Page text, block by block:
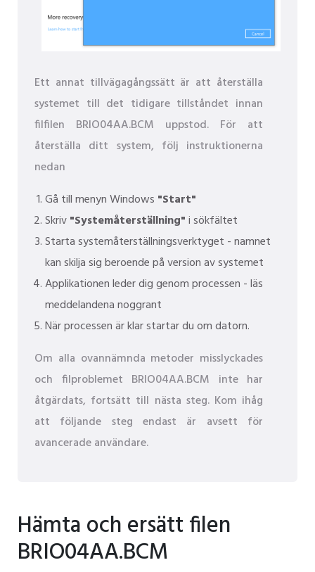
Ett annat tillvägagångssätt är att återställa
systemet till det tidigare tillståndet innan
filfilen BRIO04AA.BCM uppstod. För att
återställa ditt system, följ instruktionerna
nedan
Gå till menyn Windows "Start"
Skriv"Systemåterställning"i sökfältet
Starta systemåterställningsverktyget - namnet
kan skilja sig beroende på version av systemet
Applikationen leder dig genom processen - läs
meddelandena noggrant
När processen är klar startar du om datorn.
Om alla ovannämnda metoder misslyckades
och filproblemet BRIO04AA.BCM inte har
åtgärdats, fortsätt till nästa steg. Kom ihåg
att följande steg endast är avsett för
avancerade användare.
Hämta och ersätt filen
BRIO04AA.BCM